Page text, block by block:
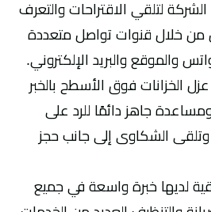
لتلقي الاقتراحات والتعرف
من خلال قنوات تواصل متعددة
والموقع والبريد الإلكتروني.
الخزانات فوق الأسطح بالخبر
جاهز دائمًا للرد على
وتلقى الشكاوى إلى جانب حجز
لديها خبرة واسعة في جميع